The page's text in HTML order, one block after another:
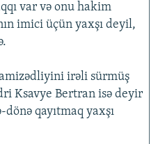
var və onu hakim
imici üçün yaxşı deyil,
irəli sürmüş
Ksavye Bertran isə deyir
qayıtmaq yaxşı